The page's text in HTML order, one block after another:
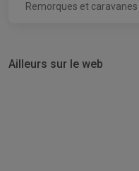
Remorques et caravanes
Ailleurs sur le web